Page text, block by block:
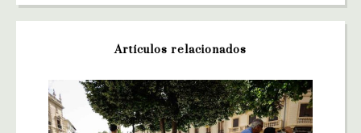
Artículos relacionados